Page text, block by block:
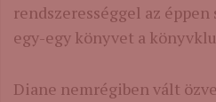
rendszerességgel az
egy-egy könyvet a
Diane nemrégiben vált